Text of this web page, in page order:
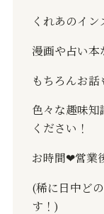
くれあのイン
漫画や占い本
もちろんお話
色々な趣味
ください！
お時間❤︎営業
(稀に日中ど
す！ )